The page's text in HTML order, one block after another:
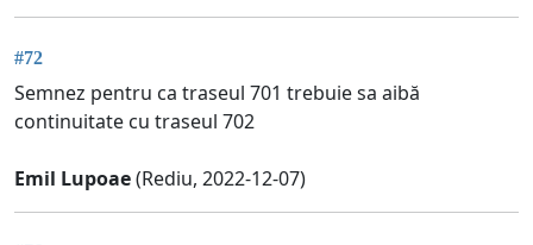
#72
Semnez pentru ca traseul 701 trebuie sa aibă
continuitate cu traseul 702
Emil Lupoae(Rediu, 2022-12-07)